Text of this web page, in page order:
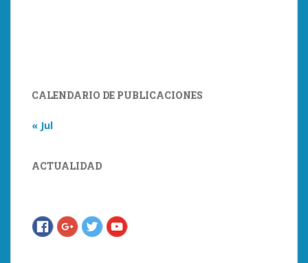
CALENDARIO DE PUBLICACIONES
« Jul
ACTUALIDAD